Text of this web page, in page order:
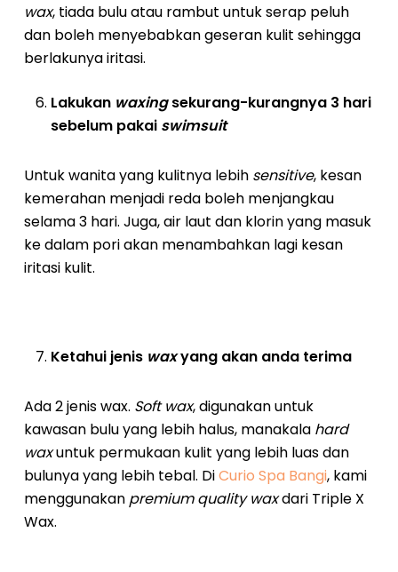
wax, tiada bulu atau rambut untuk serap peluh
dan boleh menyebabkan geseran kulit sehingga
berlakunya iritasi.
Lakukan waxingsekurang-kurangnya 3 hari
sebelum pakai swimsuit
Untuk wanita yang kulitnya lebih sensitive, kesan
kemerahan menjadi reda boleh menjangkau
selama 3 hari. Juga, air laut dan klorin yang masuk
ke dalam pori akan menambahkan lagi kesan
iritasi kulit.
Ketahui jeniswaxyang akan anda terima
Ada 2 jenis wax. Soft wax, digunakan untuk
kawasan bulu yang lebih halus, manakala hard
waxuntuk permukaan kulit yang lebih luas dan
bulunya yang lebih tebal. DiCurio Spa Bangi, kami
menggunakan premium quality waxdari Triple X
Wax.